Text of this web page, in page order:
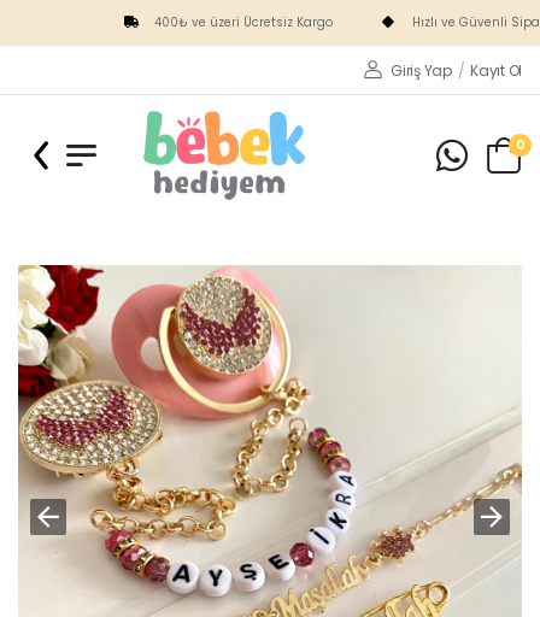
400₺ ve üzeri Ücretsiz Kargo Hızlı ve Güvenli
Giriş Yap / Kayıt Ol
0